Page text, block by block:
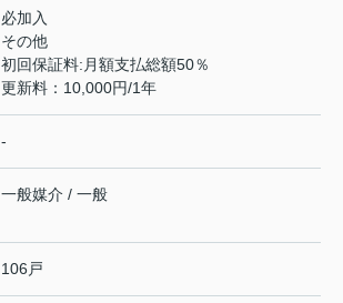
必加入
その他
初回保証料:月額支払総額50％
更新料：10,000円/1年
-
一般媒介 / 一般
106戸